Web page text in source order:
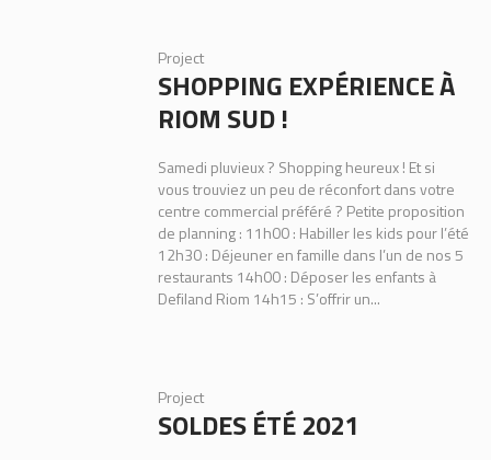
Project
SHOPPING EXPÉRIENCE À
RIOM SUD !
Samedi pluvieux ? Shopping heureux ! Et si
vous trouviez un peu de réconfort dans votre
centre commercial préféré ? Petite proposition
de planning : 11h00 : Habiller les kids pour l’été
12h30 : Déjeuner en famille dans l’un de nos 5
restaurants 14h00 : Déposer les enfants à
Defiland Riom 14h15 : S’offrir un...
Project
SOLDES ÉTÉ 2021